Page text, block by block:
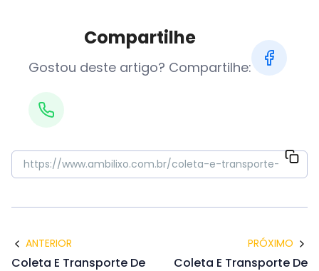
Compartilhe
Gostou deste artigo? Compartilhe:
ANTERIOR
Coleta E Transporte De
PRÓXIMO
Coleta E Transporte De